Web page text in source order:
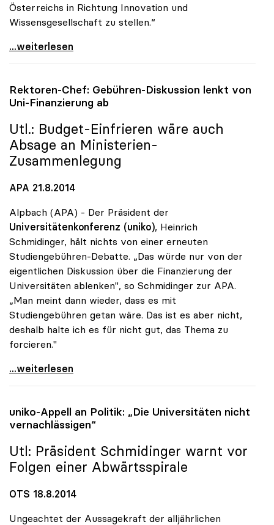
Österreichs in Richtung Innovation und
Wissensgesellschaft zu stellen.“
uniko: Regierungsumbildung als Chance zur Stärkung
...weiterlesen
Rektoren-Chef: Gebühren-Diskussion lenkt von
Uni-Finanzierung ab
Utl.: Budget-Einfrieren wäre auch
Absage an Ministerien-
Zusammenlegung
APA 21.8.2014
Alpbach (APA) - Der Präsident der
Universitätenkonferenz (uniko), Heinrich
Schmidinger, hält nichts von einer erneuten
Studiengebühren-Debatte. „Das würde nur von der
eigentlichen Diskussion über die Finanzierung der
Universitäten ablenken", so Schmidinger zur APA.
„Man meint dann wieder, dass es mit
Studiengebühren getan wäre. Das ist es aber nicht,
deshalb halte ich es für nicht gut, das Thema zu
forcieren."
Rektoren-Chef: Gebühren-Diskussion lenkt von
...weiterlesen
uniko-Appell an Politik: „Die Universitäten nicht
vernachlässigen“
Utl: Präsident Schmidinger warnt vor
Folgen einer Abwärtsspirale
OTS 18.8.2014
Ungeachtet der Aussagekraft der alljährlichen